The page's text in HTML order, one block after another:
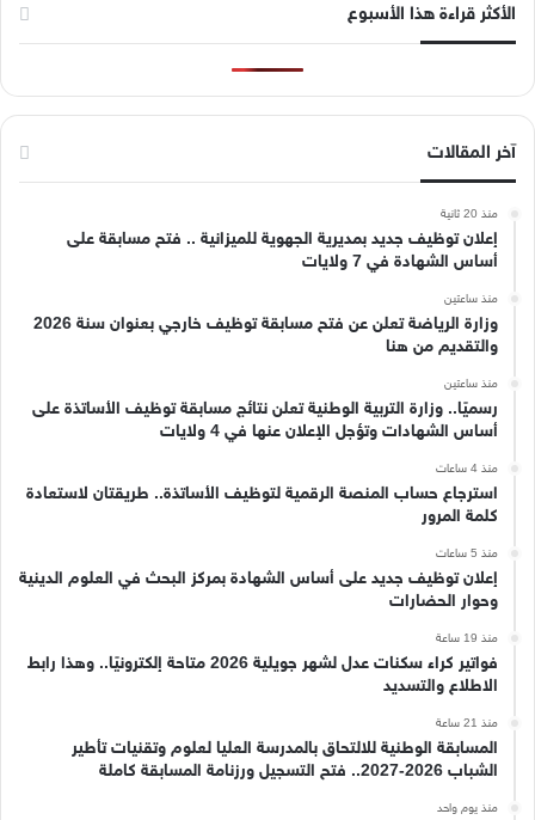
الأكثر قراءة هذا الأسبوع
آخر المقالات
منذ 20 ثانية
إعلان توظيف جديد بمديرية الجهوية للميزانية .. فتح مسابقة على
أساس الشهادة في 7 ولايات
منذ ساعتين
وزارة الرياضة تعلن عن فتح مسابقة توظيف خارجي بعنوان سنة 2026
والتقديم من هنا
منذ ساعتين
رسميًا.. وزارة التربية الوطنية تعلن نتائج مسابقة توظيف الأساتذة على
أساس الشهادات وتؤجل الإعلان عنها في 4 ولايات
منذ 4 ساعات
استرجاع حساب المنصة الرقمية لتوظيف الأساتذة.. طريقتان لاستعادة
كلمة المرور
منذ 5 ساعات
إعلان توظيف جديد على أساس الشهادة بمركز البحث في العلوم الدينية
وحوار الحضارات
منذ 19 ساعة
فواتير كراء سكنات عدل لشهر جويلية 2026 متاحة إلكترونيًا.. وهذا رابط
الاطلاع والتسديد
منذ 21 ساعة
المسابقة الوطنية للالتحاق بالمدرسة العليا لعلوم وتقنيات تأطير
الشباب 2026-2027.. فتح التسجيل ورزنامة المسابقة كاملة
منذ يوم واحد